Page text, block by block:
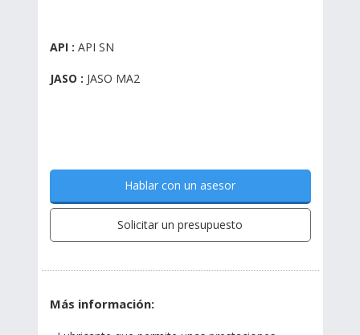
API : API SN
JASO : JASO MA2
Hablar con un asesor
Solicitar un presupuesto
Más información: